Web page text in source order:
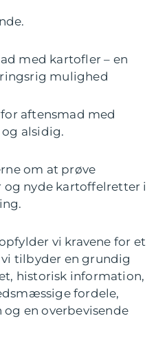
med kartofler – en
mulighed
aftensmad med
alsidig.
om at prøve
nyde kartoffelretter i
vi kravene for et
tilbyder en grundig
historisk information,
fordele,
en overbevisende